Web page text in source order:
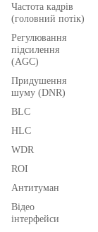
Частота кадрів
(головний потік)
Регулювання
підсилення
(AGC)
Придушення
шуму (DNR)
BLC
HLC
WDR
ROI
Антитуман
Відео
інтерфейси